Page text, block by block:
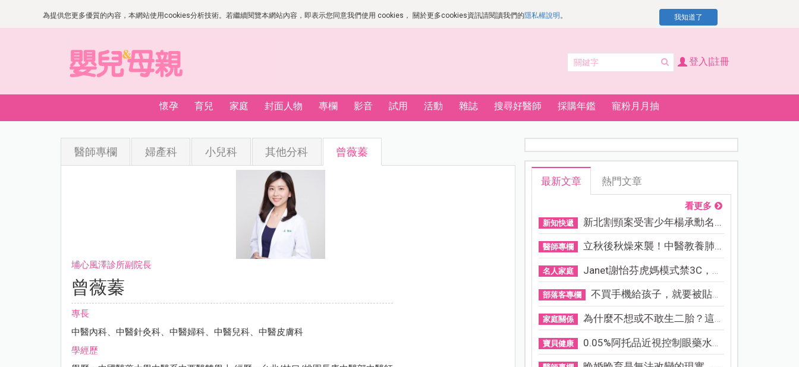
為提供您更多優質的內容，本網站使用cookies分析技術。若繼續閱覽本網站內容，即表示您同意我們使用 cookies， 關於更多cookies資訊請閱讀我們的隱私權說明 。 我知道了
登入|註冊
懷孕 育兒 家庭 封面人物 專欄 影音 試用 活動 雜誌 搜尋好醫師 採購年鑑 寵粉月月抽
醫師專欄 婦產科 小兒科 其他分科 曾薇蓁
埔心風澤診所副院長
曾薇蓁
專長
中醫內科、中醫針灸科、中醫婦科、中醫兒科、中醫皮膚科
學經歷
最新文章 熱門文章
看更多
新知快遞 新北割頸案受害少年楊承勳名...
醫師專欄 立秋後秋燥來襲！中醫教養肺...
名人家庭 Janet謝怡芬虎媽模式禁3C，看...
部落客專欄 不買手機給孩子，就要被貼「...
家庭關係 為什麼不想或不敢生二胎？這8...
寶貝健康 0.05%阿托品近視控制眼藥水納...